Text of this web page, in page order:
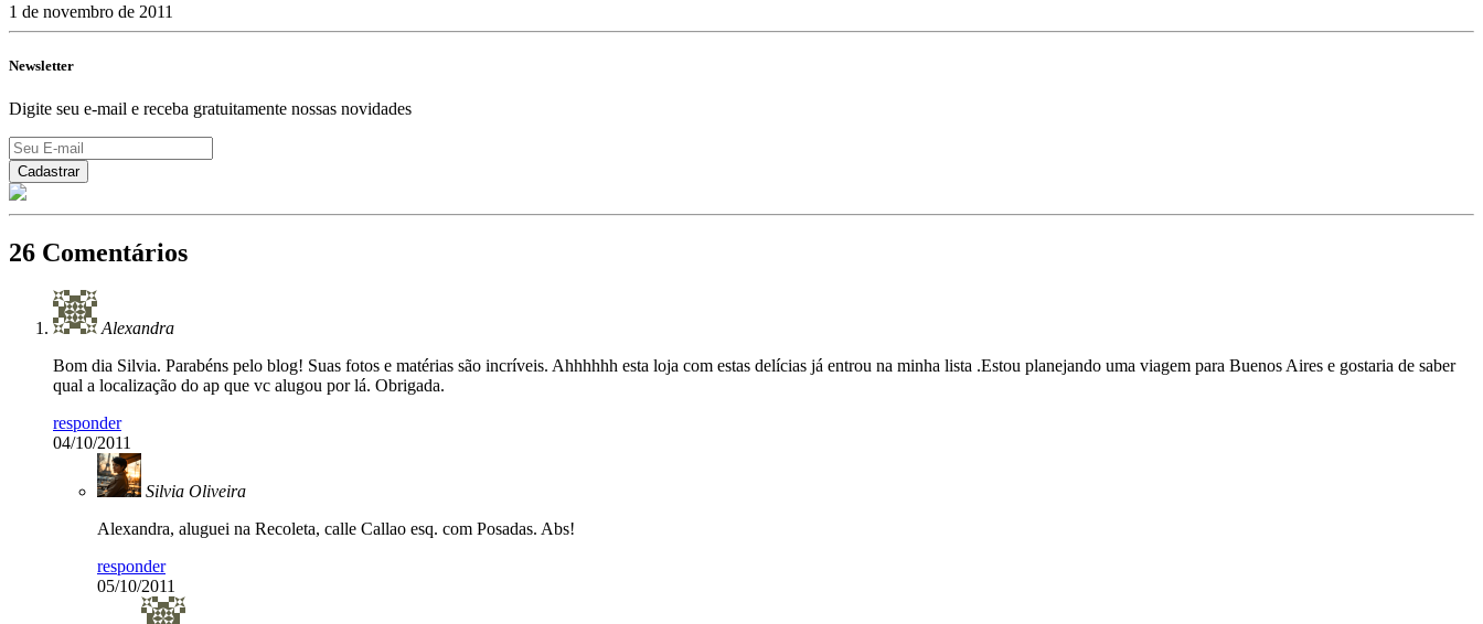
1 de novembro de 2011
Newsletter
Digite seu e-mail e receba gratuitamente nossas novidades
26 Comentários
Alexandra
Bom dia Silvia. Parabéns pelo blog! Suas fotos e matérias são incríveis. Ahhhhhh esta loja com estas delícias já entrou na minha lista .Estou planejando uma viagem para Buenos Aires e gostaria de saber
qual a localização do ap que vc alugou por lá. Obrigada.
responder
04/10/2011
Silvia Oliveira
Alexandra, aluguei na Recoleta, calle Callao esq. com Posadas. Abs!
responder
05/10/2011